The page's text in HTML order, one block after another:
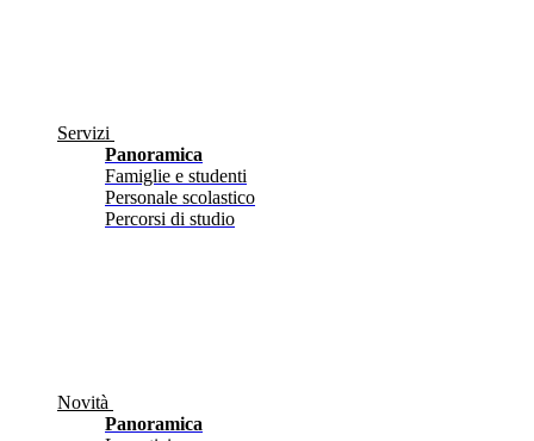
Servizi
Panoramica
Famiglie e studenti
Personale scolastico
Percorsi di studio
Novità
Panoramica